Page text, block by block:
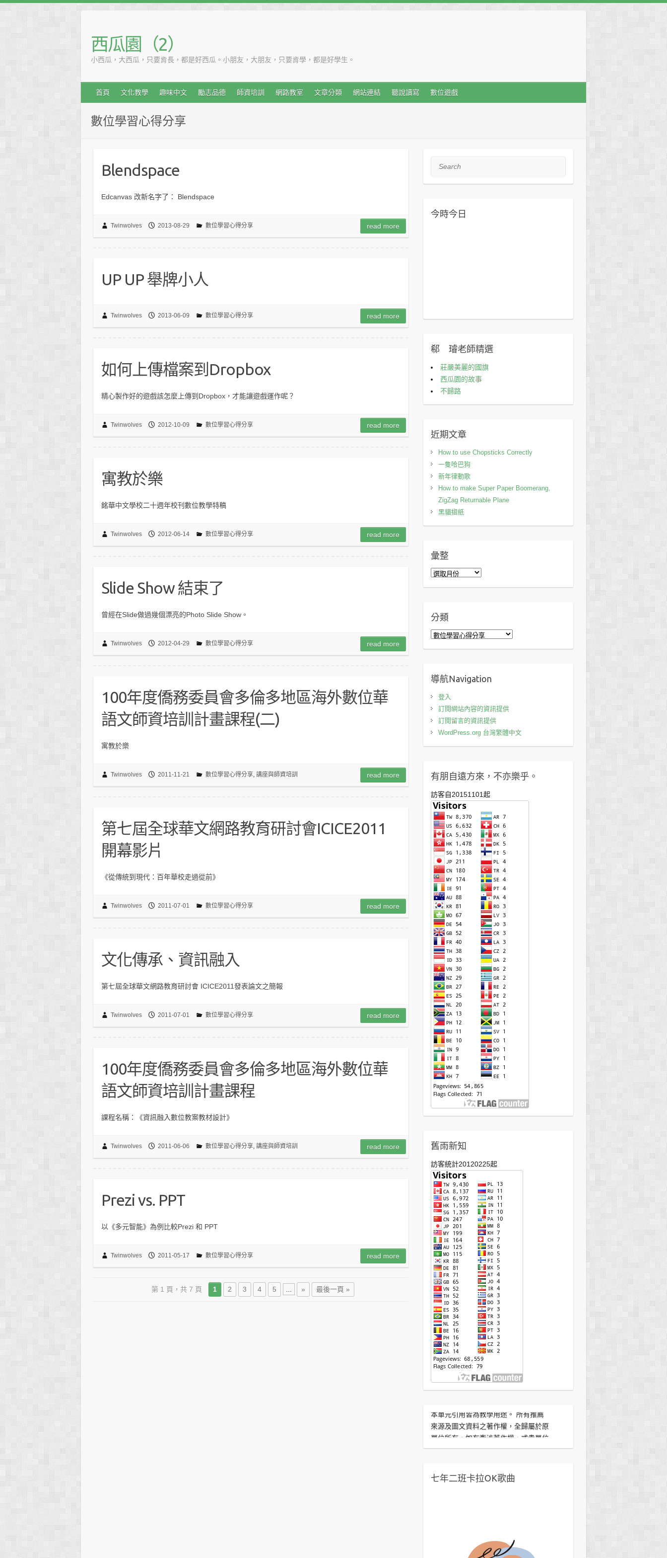
西瓜園（2）
小西瓜，大西瓜，只要肯長，都是好西瓜。小朋友，大朋友，只要肯學，都是好學生。
首頁 文化教學 趣味中文 勵志品德 師資培訓 網路教室 文章分類 網站連結 聽說讀寫 數位遊戲
數位學習心得分享
Blendspace
Edcanvas 改新名字了： Blendspace
Twinwolves 2013-08-29 數位學習心得分享 read more
UP UP 舉牌小人
Twinwolves 2013-06-09 數位學習心得分享 read more
如何上傳檔案到Dropbox
精心製作好的遊戲該怎麼上傳到Dropbox，才能讓遊戲運作呢？
Twinwolves 2012-10-09 數位學習心得分享 read more
寓教於樂
銘華中文學校二十週年校刊數位教學特稿
Twinwolves 2012-06-14 數位學習心得分享 read more
Slide Show 結束了
曾經在Slide做過幾個漂亮的Photo Slide Show。
Twinwolves 2012-04-29 數位學習心得分享 read more
100年度僑務委員會多倫多地區海外數位華
語文師資培訓計畫課程(二)
寓教於樂
Twinwolves 2011-11-21 數位學習心得分享, 講座與師資培訓 read more
第七屆全球華文網路教育研討會ICICE2011
開幕影片
《從傳統到現代：百年華校走過從前》
Twinwolves 2011-07-01 數位學習心得分享 read more
文化傳承、資訊融入
第七屆全球華文網路教育研討會 ICICE2011發表論文之簡報
Twinwolves 2011-07-01 數位學習心得分享 read more
100年度僑務委員會多倫多地區海外數位華
語文師資培訓計畫課程
課程名稱：《資訊融入數位教案教材設計》
Twinwolves 2011-06-06 數位學習心得分享, 講座與師資培訓 read more
Prezi vs. PPT
以《多元智能》為例比較Prezi 和 PPT
Twinwolves 2011-05-17 數位學習心得分享 read more
第 1 頁，共 7 頁 1 2 3 4 5 ... » 最後一頁 »
Search
今時今日
郗 璿老師精選
莊嚴美麗的國旗
西瓜園的故事
不歸路
近期文章
How to use Chopsticks Correctly
一隻哈巴狗
新年律動歌
How to make Super Paper Boomerang,
ZigZag Returnable Plane
黑貓摺紙
彙整
彙
分類
分
導航Navigation
登入
訂閱網站內容的資訊提供
訂閱留言的資訊提供
WordPress.org 台灣繁體中文
有朋自遠方來，不亦樂乎。
訪客自20151101起
舊雨新知
訪客統計20120225起
來源及圖文資料之著作權，全歸屬於原
單位所有。如有牽涉著作權，或貴單位
七年二班卡拉OK歌曲